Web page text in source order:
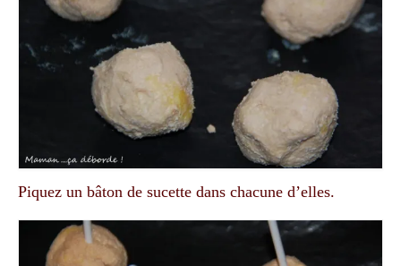
Piquez un bâton de sucette dans chacune d’elles.